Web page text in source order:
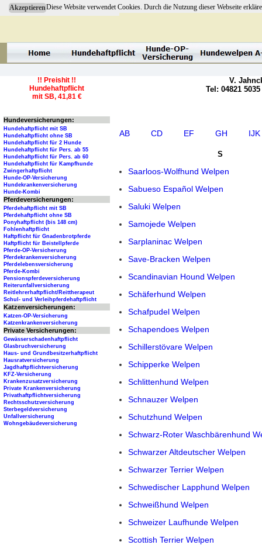
AkzeptierenDiese Website verwendet Cookies. Durch die Nutzung dieser Webseite
S
Saarloos-Wolfhund Welpen
Sabueso Español Welpen
Saluki Welpen
Samojede Welpen
Sarplaninac Welpen
Save-Bracken Welpen
Scandinavian Hound Welpen
Schäferhund Welpen
Schafpudel Welpen
Schapendoes Welpen
Schillerstövare Welpen
Schipperke Welpen
Schlittenhund Welpen
Schnauzer Welpen
Schutzhund Welpen
Schwarz-Roter Waschbärenhund
Schwarzer Altdeutscher Welpen
Schwarzer Terrier Welpen
Schwedischer Lapphund Welpen
Schweißhund Welpen
Schweizer Laufhunde Welpen
Scottish Terrier Welpen
AB CD EF GH IJK
V.
Tel: 04821
!! Preishit !!
Hundehaftpflicht
mit SB, 41,81 €
Hundeversicherungen:
Hundehaftpflicht mit SB
Hundehaftpflicht ohne SB
Hundehaftpflicht für 2 Hunde
Hundehaftpflicht für Pers. ab 55
Hundehaftpflicht für Pers. ab 60
Hundehaftpflicht für Kampfhunde
Zwingerhaftpflicht
Hunde-OP-Versicherung
Hundekrankenversicherung
Hunde-Kombi
Pferdeversicherungen:
Pferdehaftpflicht mit SB
Pferdehaftpflicht ohne SB
Ponyhaftpflicht (bis 148 cm)
Fohlenhaftpflicht
Haftpflicht für Gnadenbrotpferde
Haftpflicht für Beistellpferde
Pferde-OP-Versicherung
Pferdekrankenversicherung
Pferdelebensversicherung
Pferde-Kombi
Pensionspferdeversicherung
Reiterunfallversicherung
Reitlehrerhaftpflicht/Reittherapeut
Schul- und Verleihpferdehaftpflicht
Katzenversicherungen:
Katzen-OP-Versicherung
Katzenkrankenversicherung
Private Versicherungen:
Gewässerschadenhaftpflicht
Glasbruchversicherung
Haus- und Grundbesitzerhaftpflicht
Hausratversicherung
Jagdhaftpflichtversicherung
KFZ-Versicherung
Krankenzusatzversicherung
Private Krankenversicherung
Privathaftpflichtversicherung
Rechtsschutzversicherung
Sterbegeldversicherung
Unfallversicherung
Wohngebäudeversicherung